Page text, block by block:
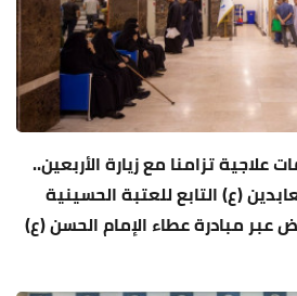
علاجية تزامنا مع زيارة الأربعين..
(ع) التابع للعتبة الحسينية
مبادرة عطاء الإمام الحسن (ع)